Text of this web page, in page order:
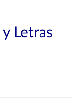
Letras